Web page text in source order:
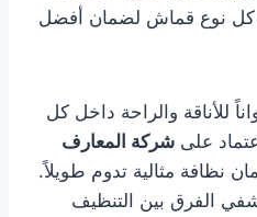
نوع قماش لضمان أفضل
للأناقة والراحة داخل كل
على شركة المعارف
نظافة مثالية تدوم طويلاً.
الفرق بين التنظيف